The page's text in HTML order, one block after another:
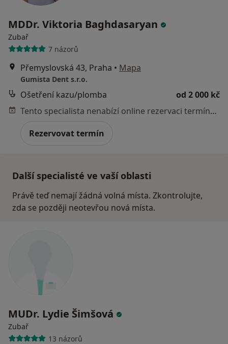
MDDr. Viktoria Baghdasaryan
Zubař
7 názorů
Přemyslovská 43, Praha • Mapa
Gumista Dent s.r.o.
Ošetření kazu/plomba
od 2 000 kč
Tento specialista nenabízí online rezervaci termínu na této adrese.
Rezervovat termín
Další specialisté ve vaší oblasti
Právě teď nemají žádná volná místa. Zkontrolujte,
zda se později neotevřou nová místa.
MUDr. Lydie Šimšová
Zubař
13 názorů